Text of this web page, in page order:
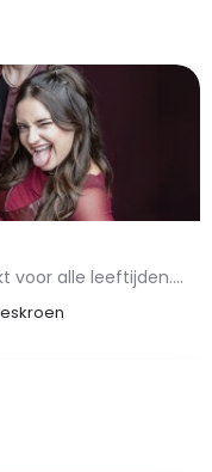
Just VoxMuziek – A cappellaGeschikt voor alle leeftijden.In 2026 bevestigde Just Vox zijn plek in de…